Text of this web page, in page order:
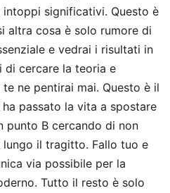
significativi. Questo è
altra cosa è solo rumore di
e vedrai i risultati in
di cercare la teoria e
ne pentirai mai. Questo è il
passato la vita a spostare
punto B cercando di non
il tragitto. Fallo tuo e
via possibile per la
Tutto il resto è solo